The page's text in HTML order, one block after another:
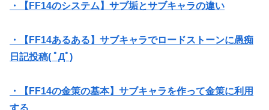
・【FF14のシステム】サブ垢とサブキャラの違い
・【FF14あるある】サブキャラでロードストーンに愚痴
日記投稿( ﾟДﾟ)
・【FF14の金策の基本】サブキャラを作って金策に利用
する